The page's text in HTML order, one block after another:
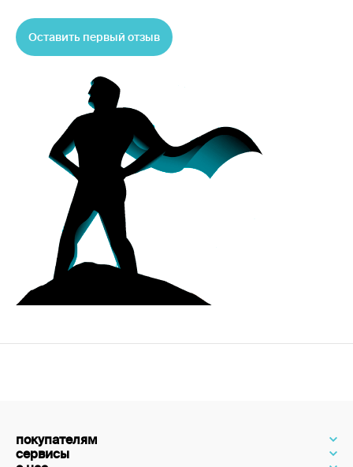
Оставить первый отзыв
покупателям
сервисы